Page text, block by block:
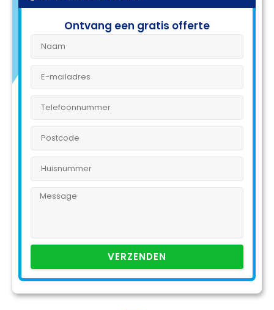
Ontvang een gratis offerte
VERZENDEN